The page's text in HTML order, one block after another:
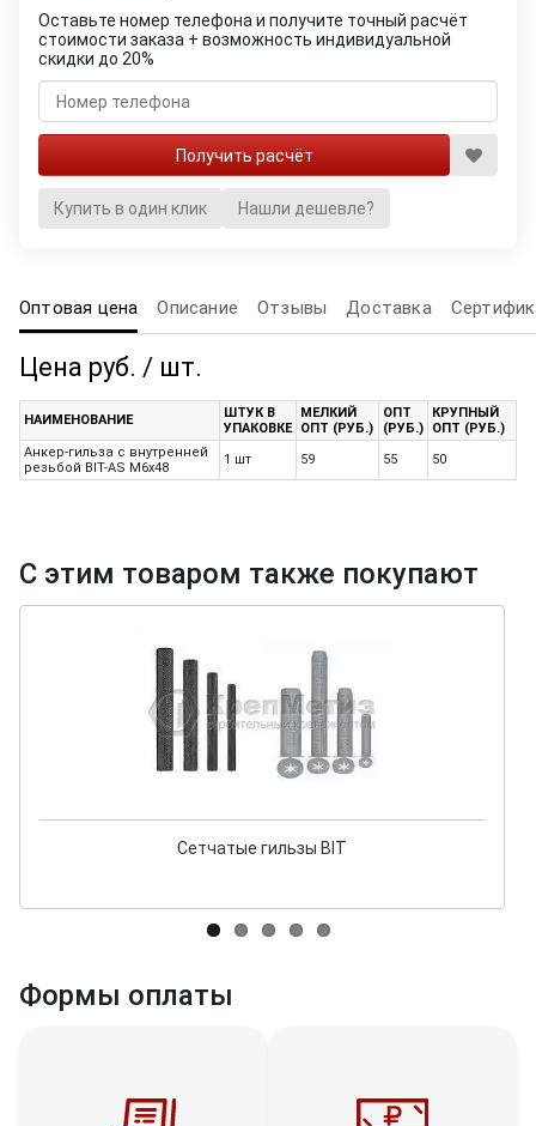
Оставьте номер телефона и получите точный расчёт
стоимости заказа + возможность индивидуальной
скидки до 20%
Купить в один клик Нашли дешевле?
Оптовая цена Описание Отзывы Доставка
Цена руб. / шт.
НАИМЕНОВАНИЕ
ШТУК В
УПАКОВКЕ
МЕЛКИЙ
ОПТ (РУБ.)
ОПТ
(РУБ.)
КРУПНЫЙ
ОПТ (РУБ.)
Анкер-гильза с внутренней
резьбой BIT-AS М6х48
1 шт 59 55 50
С этим товаром также покупают
Сетчатые гильзы BIT
Формы оплаты